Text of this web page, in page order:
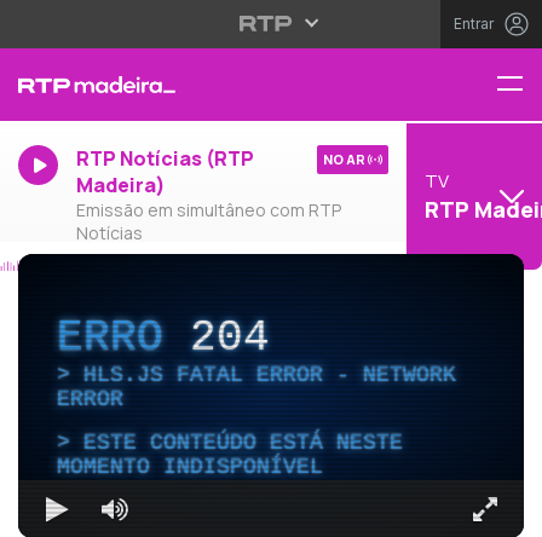
Entrar
RTP Notícias (RTP
Madeira)
Emissão em simultâneo com RTP
Notícias
NO AR
TV
RTP
ERRO204
HLS.JS FATAL ERROR - NETWORK
ERROR
ESTE CONTEÚDO ESTÁ NESTE
MOMENTO INDISPONÍVEL